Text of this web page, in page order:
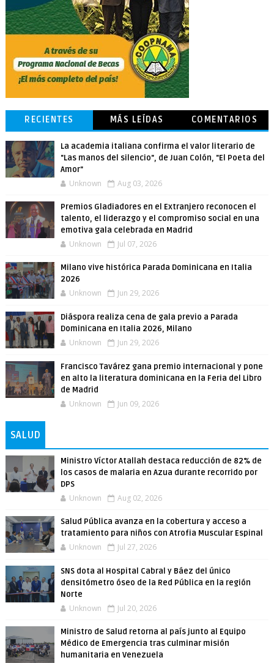
RECIENTES MÁS LEÍDAS COMENTARIOS
La academia italiana confirma el valor literario de
"Las manos del silencio", de Juan Colón, "El Poeta del
Amor"
Unknown Aug 03, 2026
Premios Gladiadores en el Extranjero reconocen el
talento, el liderazgo y el compromiso social en una
emotiva gala celebrada en Madrid
Unknown Jul 07, 2026
Milano vive histórica Parada Dominicana en Italia
2026
Unknown Jun 29, 2026
Diáspora realiza cena de gala previo a Parada
Dominicana en Italia 2026, Milano
Unknown Jun 29, 2026
Francisco Tavárez gana premio internacional y pone
en alto la literatura dominicana en la Feria del Libro
de Madrid
Unknown Jun 09, 2026
SALUD
Ministro Víctor Atallah destaca reducción de 82% de
los casos de malaria en Azua durante recorrido por
DPS
Unknown Aug 02, 2026
Salud Pública avanza en la cobertura y acceso a
tratamiento para niños con Atrofia Muscular Espinal
Unknown Jul 27, 2026
SNS dota al Hospital Cabral y Báez del único
densitómetro óseo de la Red Pública en la región
Norte
Unknown Jul 20, 2026
Ministro de Salud retorna al país junto al Equipo
Médico de Emergencia tras culminar misión
humanitaria en Venezuela